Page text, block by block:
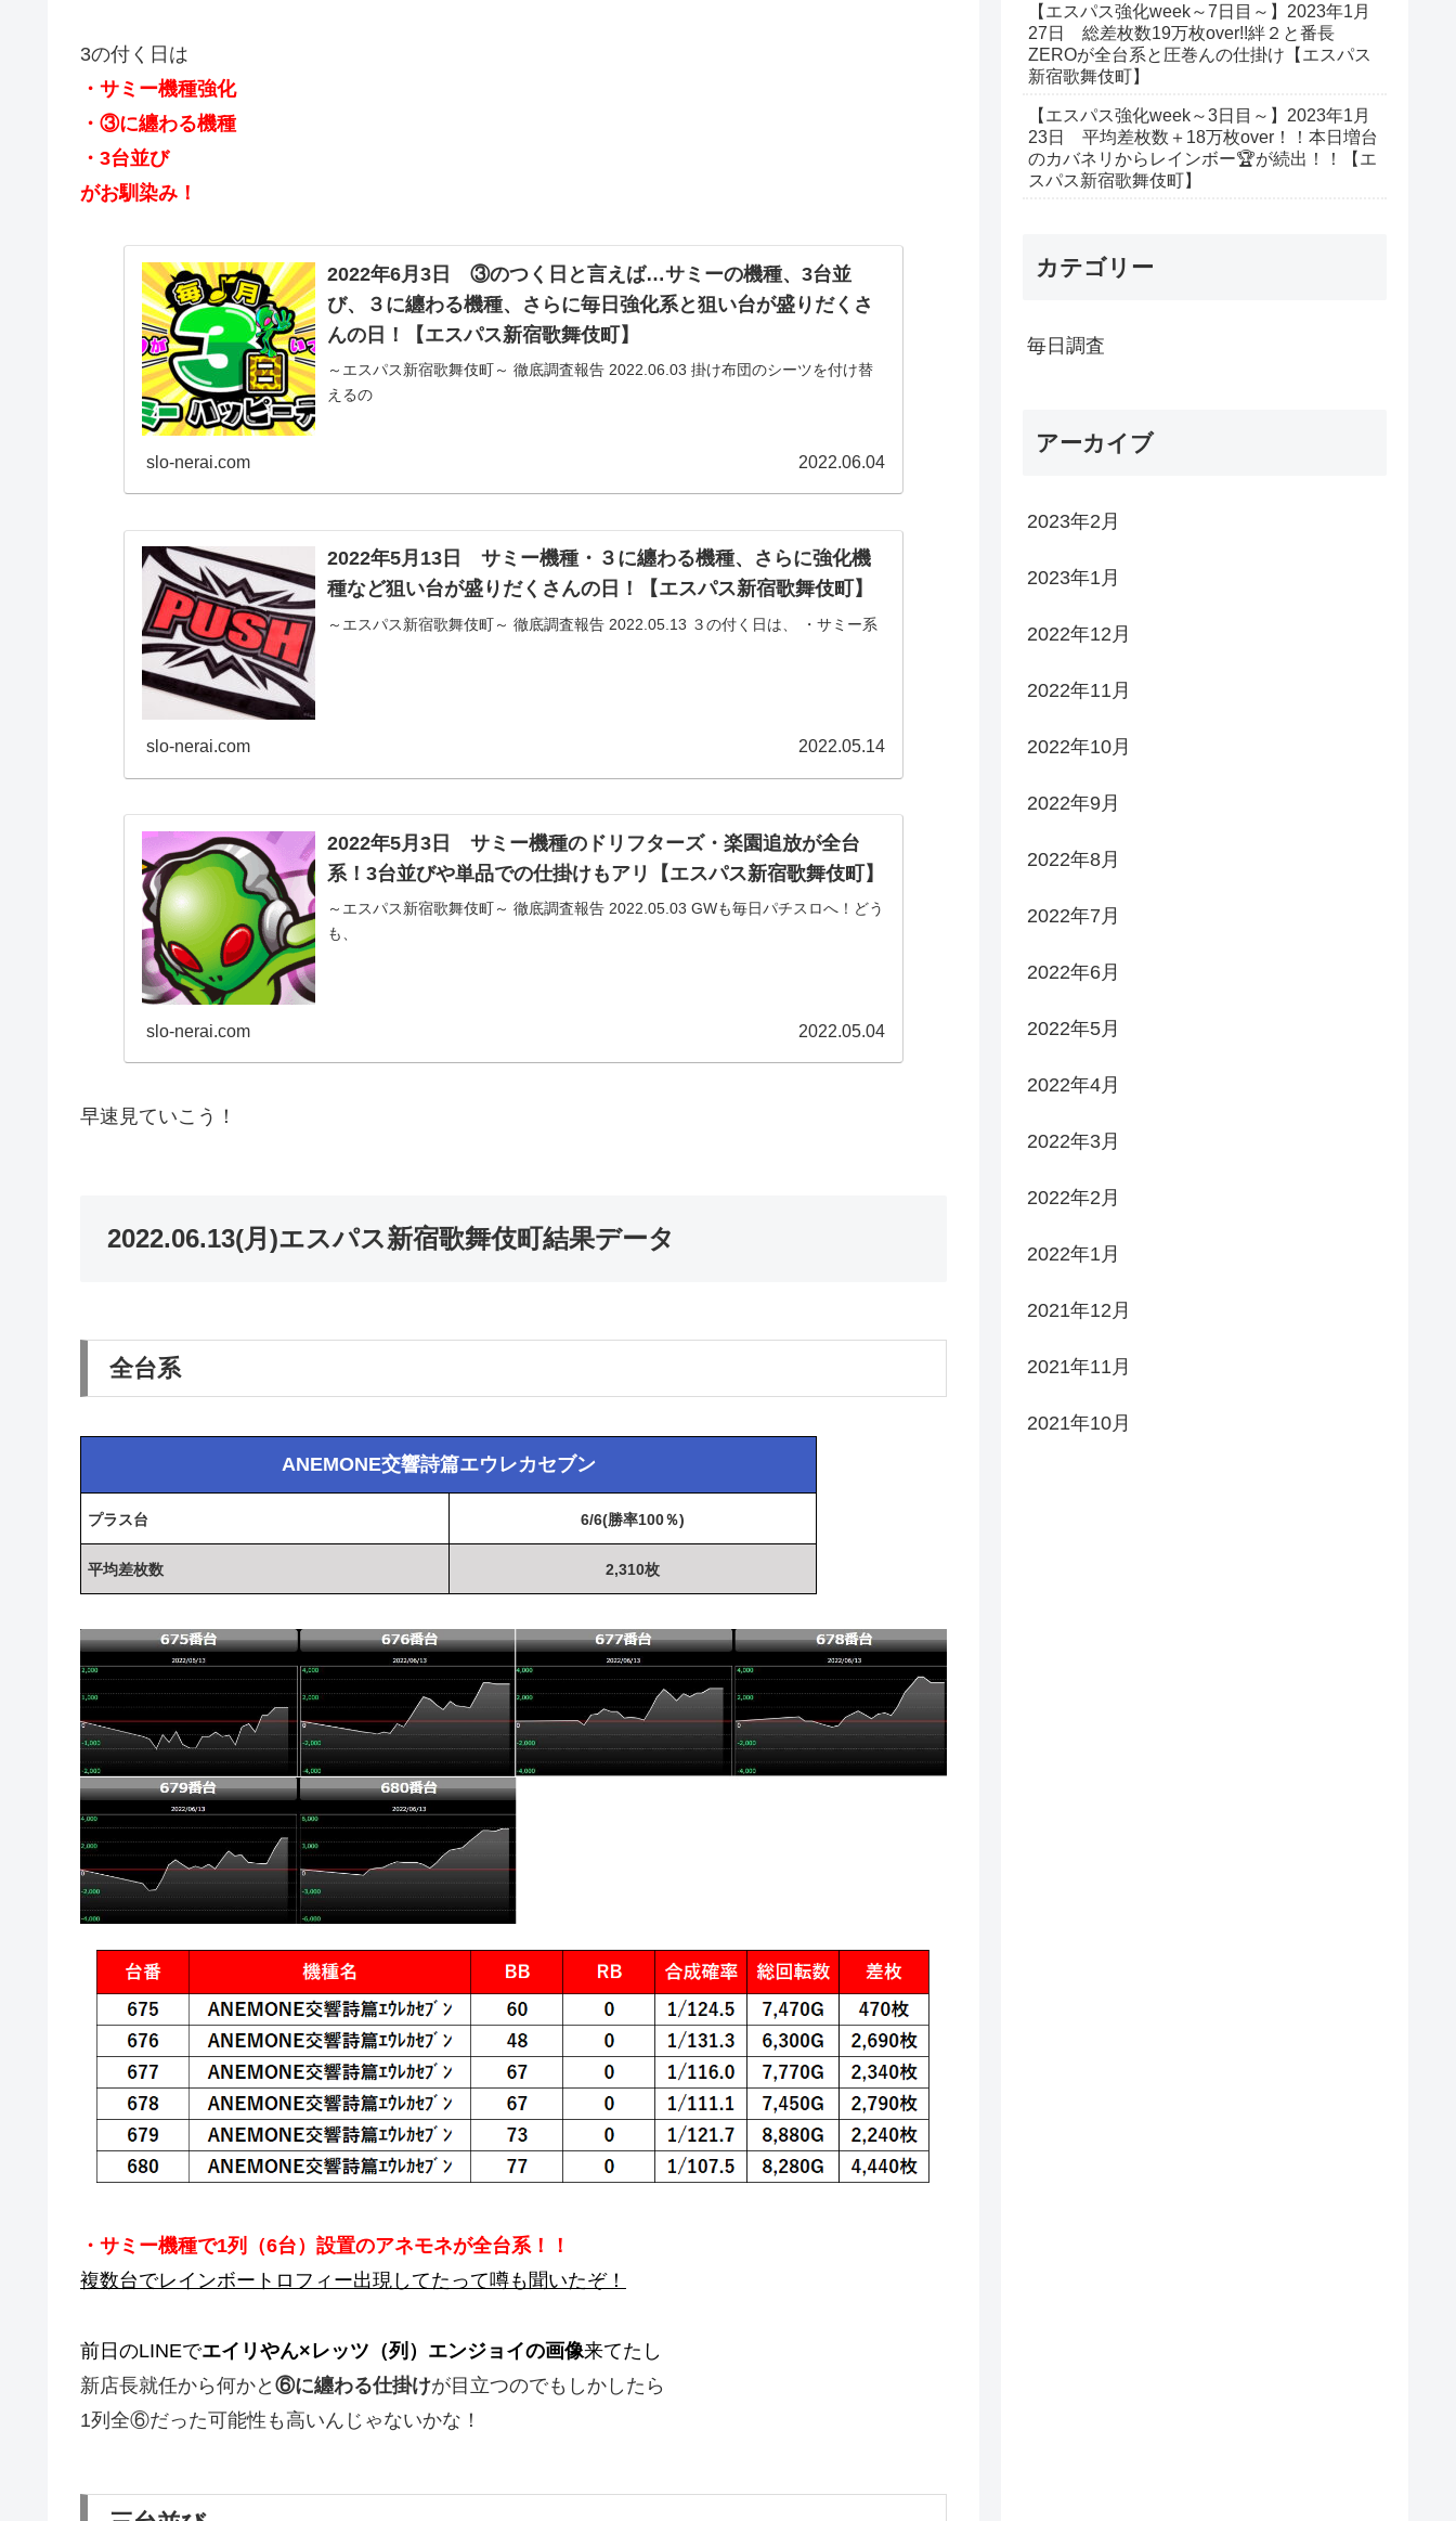
3の付く日は
・サミー機種強化
・③に纏わる機種
・3台並び
がお馴染み！
2022年6月3日 ③のつく日と言えば…サミーの機種、3台並
び、３に纏わる機種、さらに毎日強化系と狙い台が盛りだくさ
んの日！【エスパス新宿歌舞伎町】
～エスパス新宿歌舞伎町～ 徹底調査報告 2022.06.03 掛け布団のシーツを付け替
えるの
slo-nerai.com 2022.06.04
2022年5月13日 サミー機種・３に纏わる機種、さらに強化機
種など狙い台が盛りだくさんの日！【エスパス新宿歌舞伎町】
～エスパス新宿歌舞伎町～ 徹底調査報告 2022.05.13 ３の付く日は、 ・サミー系
slo-nerai.com 2022.05.14
2022年5月3日 サミー機種のドリフターズ・楽園追放が全台
系！3台並びや単品での仕掛けもアリ【エスパス新宿歌舞伎町】
～エスパス新宿歌舞伎町～ 徹底調査報告 2022.05.03 GWも毎日パチスロへ！どう
も、
slo-nerai.com 2022.05.04
早速見ていこう！
2022.06.13(月)エスパス新宿歌舞伎町結果データ
全台系
ANEMONE交響詩篇エウレカセブン
プラス台 6/6(勝率100％)
平均差枚数 2,310枚
・サミー機種で1列（6台）設置のアネモネが全台系！！
複数台でレインボートロフィー出現してたって噂も聞いたぞ！
前日のLINEでエイリやん×レッツ（列）エンジョイの画像来てたし
新店長就任から何かと ⑥に纏わる仕掛けが目立つのでもしかしたら
1列全⑥だった可能性も高いんじゃないかな！
【エスパス強化week～7日目～】2023年1月
27日 総差枚数19万枚over!!絆２と番長
ZEROが全台系と圧巻んの仕掛け【エスパス
新宿歌舞伎町】
【エスパス強化week～3日目～】2023年1月
23日 平均差枚数＋18万枚over！！本日増台
のカバネリからレインボー🏆が続出！！【エ
スパス新宿歌舞伎町】
カテゴリー
毎日調査
アーカイブ
2023年2月
2023年1月
2022年12月
2022年11月
2022年10月
2022年9月
2022年8月
2022年7月
2022年6月
2022年5月
2022年4月
2022年3月
2022年2月
2022年1月
2021年12月
2021年11月
2021年10月